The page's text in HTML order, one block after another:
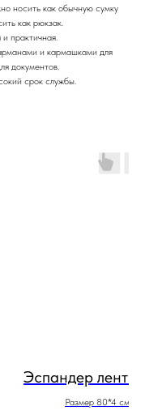
носить как обычную сумку
как рюкзак.
практичная.
и кармашками для
документов.
срок службы.
Эспандер
Размер 80*4 см.